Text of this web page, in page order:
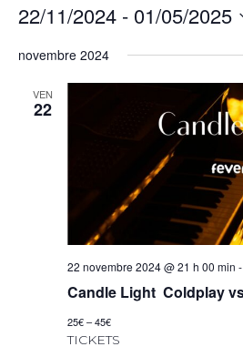
22/11/2024 - 01/05/2025
date.
novembre 2024
VEN
22
22 novembre 2024 @ 21 h 00 min -
Candle Light Coldplay
25€ – 45€
TICKETS